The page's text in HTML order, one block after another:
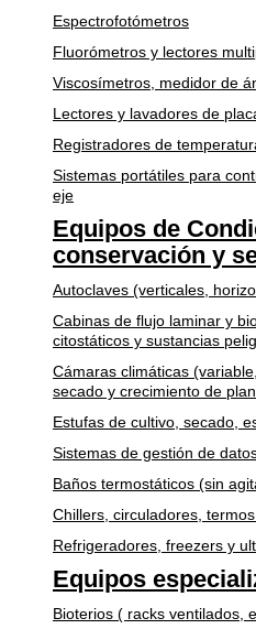
Espectrofotómetros
Fluorómetros y lectores
Viscosímetros, medidor de
Lectores y lavadores de
Registradores de
Sistemas portátiles para
eje
Equipos de
conservación y
Autoclaves (verticales,
Cabinas de flujo laminar y
citostáticos y sustancias
Cámaras climáticas
secado y crecimiento de
Estufas de cultivo, secado,
Sistemas de gestión de
Baños termostáticos (sin
Chillers, circuladores,
Refrigeradores, freezers y
Equipos
Bioterios ( racks ventilados,